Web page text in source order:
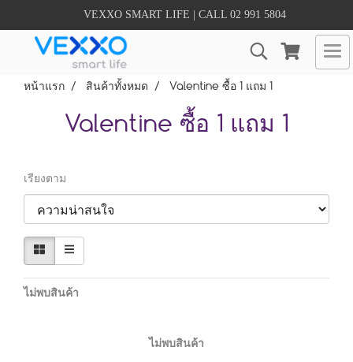
VEXXO SMART LIFE | CALL 02 991 5804
หน้าแรก สินค้าทั้งหมด Valentine ซื้อ 1 แถม 1
Valentine ซื้อ 1 แถม 1
เรียงตาม
ไม่พบสินค้า
ไม่พบสินค้า